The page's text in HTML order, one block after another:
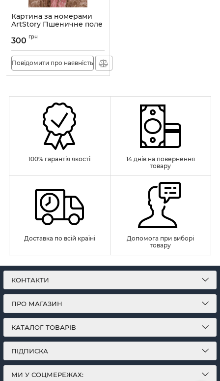
Картина за номерами
ArtStory Пшеничне поле
Артикул:
300 грн
Повідомити про наявність
100% гарантія якості
14 днів на повернення
товару
Доставка по всій країні
Допомога при виборі
товару
КОНТАКТИ
ПРО МАГАЗИН
КАТАЛОГ ТОВАРІВ
ПІДПИСКА
МИ У СОЦМЕРЕЖАХ: